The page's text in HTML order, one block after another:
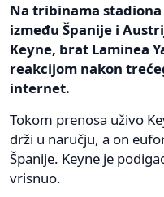
Na tribinama
između Španije i
Keyne, brat Laminea
reakcijom nakon
internet.
Tokom prenosa uživo
drži u naručju, a on
Španije. Keyne je
vrisnuo.